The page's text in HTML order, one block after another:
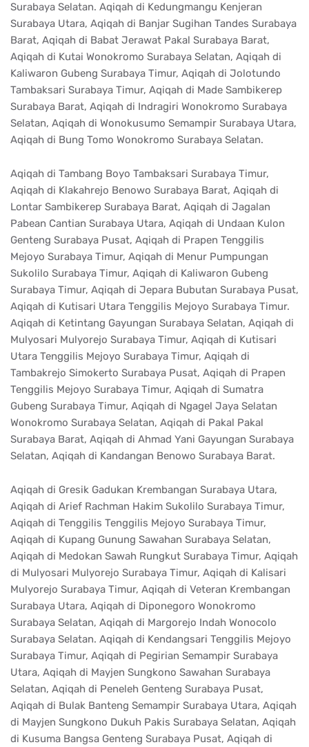
Surabaya Selatan. Aqiqah di Kedungmangu Kenjeran
Surabaya Utara, Aqiqah di Banjar Sugihan Tandes Surabaya
Barat, Aqiqah di Babat Jerawat Pakal Surabaya Barat,
Aqiqah di Kutai Wonokromo Surabaya Selatan, Aqiqah di
Kaliwaron Gubeng Surabaya Timur, Aqiqah di Jolotundo
Tambaksari Surabaya Timur, Aqiqah di Made Sambikerep
Surabaya Barat, Aqiqah di Indragiri Wonokromo Surabaya
Selatan, Aqiqah di Wonokusumo Semampir Surabaya Utara,
Aqiqah di Bung Tomo Wonokromo Surabaya Selatan.
Aqiqah di Tambang Boyo Tambaksari Surabaya Timur,
Aqiqah di Klakahrejo Benowo Surabaya Barat, Aqiqah di
Lontar Sambikerep Surabaya Barat, Aqiqah di Jagalan
Pabean Cantian Surabaya Utara, Aqiqah di Undaan Kulon
Genteng Surabaya Pusat, Aqiqah di Prapen Tenggilis
Mejoyo Surabaya Timur, Aqiqah di Menur Pumpungan
Sukolilo Surabaya Timur, Aqiqah di Kaliwaron Gubeng
Surabaya Timur, Aqiqah di Jepara Bubutan Surabaya Pusat,
Aqiqah di Kutisari Utara Tenggilis Mejoyo Surabaya Timur.
Aqiqah di Ketintang Gayungan Surabaya Selatan, Aqiqah di
Mulyosari Mulyorejo Surabaya Timur, Aqiqah di Kutisari
Utara Tenggilis Mejoyo Surabaya Timur, Aqiqah di
Tambakrejo Simokerto Surabaya Pusat, Aqiqah di Prapen
Tenggilis Mejoyo Surabaya Timur, Aqiqah di Sumatra
Gubeng Surabaya Timur, Aqiqah di Ngagel Jaya Selatan
Wonokromo Surabaya Selatan, Aqiqah di Pakal Pakal
Surabaya Barat, Aqiqah di Ahmad Yani Gayungan Surabaya
Selatan, Aqiqah di Kandangan Benowo Surabaya Barat.
Aqiqah di Gresik Gadukan Krembangan Surabaya Utara,
Aqiqah di Arief Rachman Hakim Sukolilo Surabaya Timur,
Aqiqah di Tenggilis Tenggilis Mejoyo Surabaya Timur,
Aqiqah di Kupang Gunung Sawahan Surabaya Selatan,
Aqiqah di Medokan Sawah Rungkut Surabaya Timur, Aqiqah
di Mulyosari Mulyorejo Surabaya Timur, Aqiqah di Kalisari
Mulyorejo Surabaya Timur, Aqiqah di Veteran Krembangan
Surabaya Utara, Aqiqah di Diponegoro Wonokromo
Surabaya Selatan, Aqiqah di Margorejo Indah Wonocolo
Surabaya Selatan. Aqiqah di Kendangsari Tenggilis Mejoyo
Surabaya Timur, Aqiqah di Pegirian Semampir Surabaya
Utara, Aqiqah di Mayjen Sungkono Sawahan Surabaya
Selatan, Aqiqah di Peneleh Genteng Surabaya Pusat,
Aqiqah di Bulak Banteng Semampir Surabaya Utara, Aqiqah
di Mayjen Sungkono Dukuh Pakis Surabaya Selatan, Aqiqah
di Kusuma Bangsa Genteng Surabaya Pusat, Aqiqah di